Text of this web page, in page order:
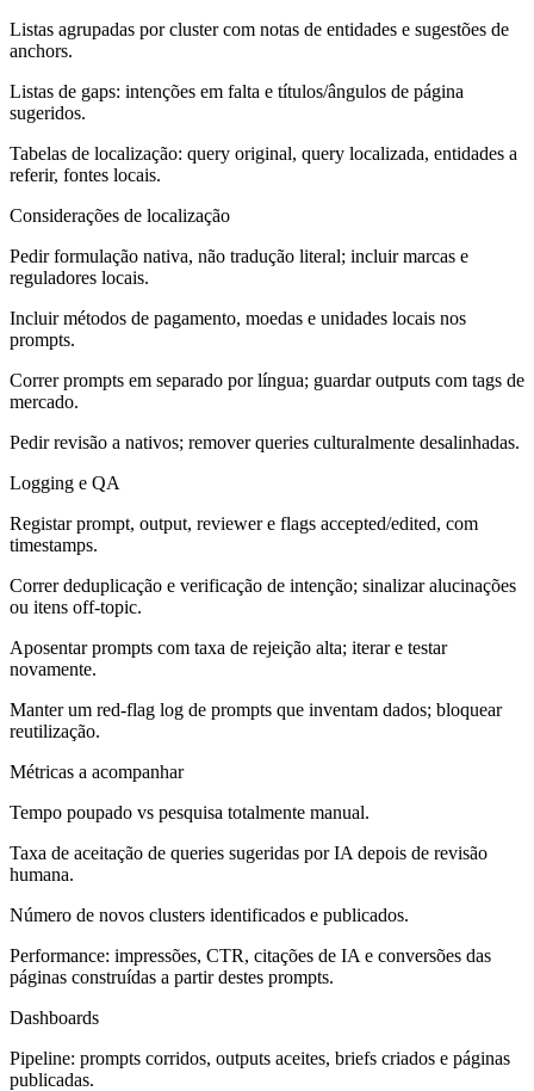
Listas agrupadas por cluster com notas de entidades e sugestões de
anchors.
Listas de gaps: intenções em falta e títulos/ângulos de página
sugeridos.
Tabelas de localização: query original, query localizada, entidades a
referir, fontes locais.
Considerações de localização
Pedir formulação nativa, não tradução literal; incluir marcas e
reguladores locais.
Incluir métodos de pagamento, moedas e unidades locais nos
prompts.
Correr prompts em separado por língua; guardar outputs com tags de
mercado.
Pedir revisão a nativos; remover queries culturalmente desalinhadas.
Logging e QA
Registar prompt, output, reviewer e flags accepted/edited, com
timestamps.
Correr deduplicação e verificação de intenção; sinalizar alucinações
ou itens off-topic.
Aposentar prompts com taxa de rejeição alta; iterar e testar
novamente.
Manter um red‑flag log de prompts que inventam dados; bloquear
reutilização.
Métricas a acompanhar
Tempo poupado vs pesquisa totalmente manual.
Taxa de aceitação de queries sugeridas por IA depois de revisão
humana.
Número de novos clusters identificados e publicados.
Performance: impressões, CTR, citações de IA e conversões das
páginas construídas a partir destes prompts.
Dashboards
Pipeline: prompts corridos, outputs aceites, briefs criados e páginas
publicadas.